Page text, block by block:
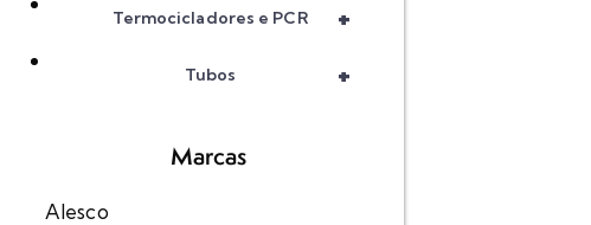
+
Termocicladores e PCR
+
Tubos
Marcas
Alesco